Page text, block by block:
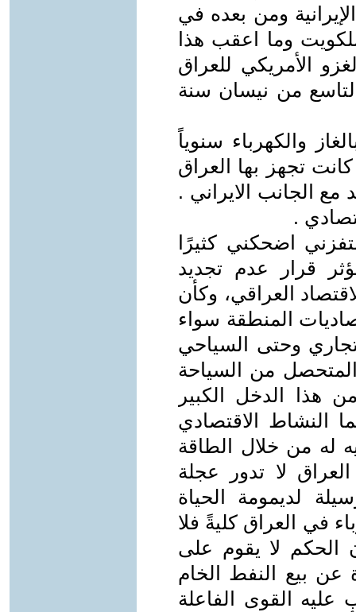
ومن بعده في
وما اعقب هذا
الأمريكي للعراق
من نيسان سنة
والكهرباء سنوياً
تجهز بها العراق
مع الجانب الايراني .
.
اضحكني كثيرًا
قرار عدم تجديد
العراقي، وكأن
المنطقة سواء
وحتى السياحي
من السياحة
من هذا الدخل الكبير
النشاط الاقتصادي
له من خلال الطاقة
لا تدور عجلة
لديمومة الحياة
في العراق كليةً فلا
الحكم لا يقوم على
بيع النفط الخام
عليه القوى الفاعلة